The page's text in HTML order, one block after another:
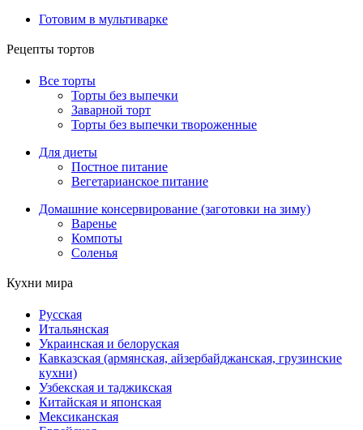
Готовим в мультиварке
Рецепты тортов
Все торты
Торты без выпечки
Заварной торт
Торты без выпечки твороженные
Для диеты
Постное питание
Вегетарианское питание
Домашние консервирование (заготовки на зиму)
Варенье
Компоты
Соленья
Кухни мира
Русская
Итальянская
Украинская и белоруская
Кавказская (армянская, айзербайджанская, грузинские
кухни)
Узбекская и таджикская
Китайская и японская
Мексиканская